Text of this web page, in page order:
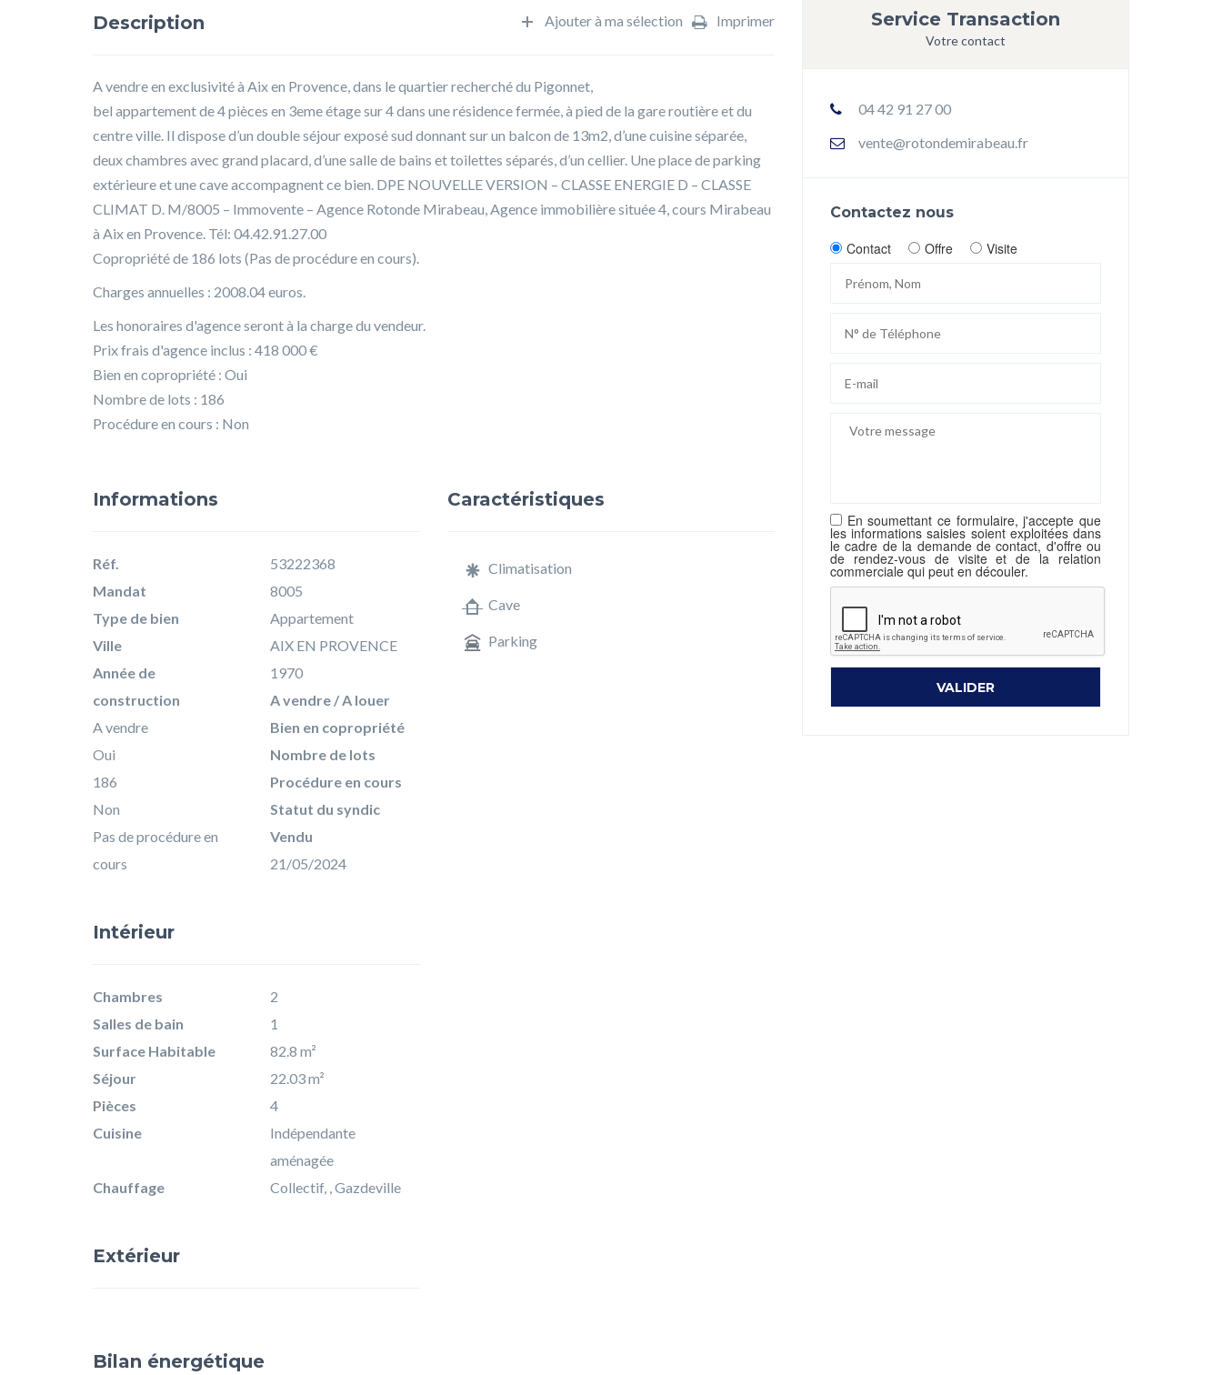
Description Imprimer
Ajouter à ma sélection
A vendre en exclusivité à Aix en Provence, dans le quartier recherché du Pigonnet,
bel appartement de 4 pièces en 3eme étage sur 4 dans une résidence fermée, à pied de la gare routière et du
centre ville. Il dispose d’un double séjour exposé sud donnant sur un balcon de 13m2, d’une cuisine séparée,
deux chambres avec grand placard, d’une salle de bains et toilettes séparés, d’un cellier. Une place de parking
extérieure et une cave accompagnent ce bien. DPE NOUVELLE VERSION – CLASSE ENERGIE D – CLASSE
CLIMAT D. M/8005 – Immovente – Agence Rotonde Mirabeau, Agence immobilière située 4, cours Mirabeau
à Aix en Provence. Tél: 04.42.91.27.00
Copropriété de 186 lots (Pas de procédure en cours).
Charges annuelles : 2008.04 euros.
Les honoraires d'agence seront à la charge du vendeur.
Prix frais d'agence inclus : 418 000 €
Bien en copropriété : Oui
Nombre de lots : 186
Procédure en cours : Non
Informations
Réf.
53222368
Mandat
8005
Type de bien
Appartement
Ville
AIX EN PROVENCE
Année de
construction
1970
A vendre / A louer
A vendre
Bien en copropriété
Oui
Nombre de lots
186
Procédure en cours
Non
Statut du syndic
Pas de procédure en
cours
Vendu
21/05/2024
Caractéristiques
Climatisation
Cave
Parking
Intérieur
Chambres
2
Salles de bain
1
Surface Habitable
82.8 m²
Séjour
22.03 m²
Pièces
4
Cuisine
Indépendante
aménagée
Chauffage
Collectif, , Gazdeville
Extérieur
Bilan énergétique
Service Transaction
Votre contact
04 42 91 27 00
vente@rotondemirabeau.fr
Contactez nous
Contact Offre Visite
En soumettant ce formulaire, j'accepte que
les informations saisies soient exploitées dans
le cadre de la demande de contact, d'offre ou
de rendez-vous de visite et de la relation
commerciale qui peut en découler.